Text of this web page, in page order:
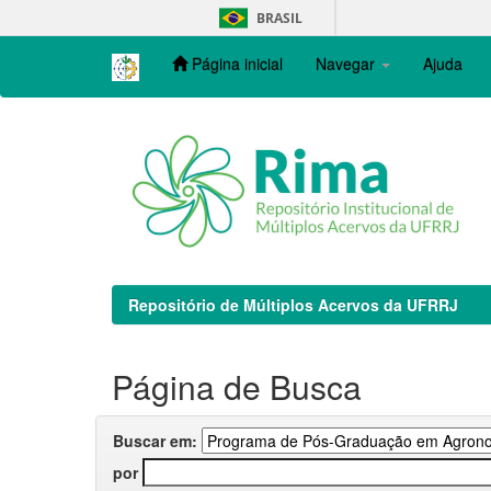
navigation
BRASIL
Página inicial Navegar Ajuda
Repositório de Múltiplos Acervos da UFRRJ
Página de Busca
Buscar em:
por